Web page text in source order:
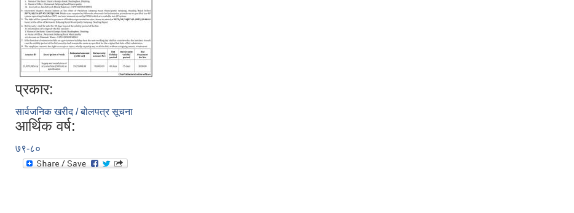
प्रकार:
सार्वजनिक खरीद / बोलपत्र सूचना
आर्थिक वर्ष:
७९-८०